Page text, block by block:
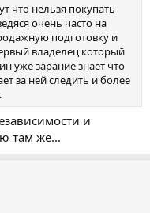
что нельзя покупать
очень часто на
подготовку и
владелец который
уже зарание знает что
за ней следить и более
и
там же...